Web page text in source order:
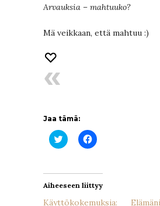
Arvauksia – mahtuuko?
Mä veikkaan, että mahtuu :)
Jaa tämä:
Jaa
Twitterissä(Avautuu
Jaa
Aiheeseen liittyy
Käyttökokemuksia: